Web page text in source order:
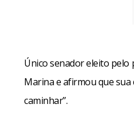
Único senador eleito pelo
Marina e afirmou que sua
caminhar”.